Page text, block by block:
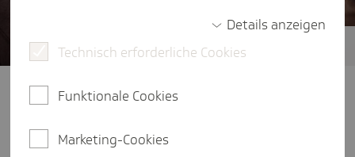
Dafür braucht es eine
medizinischen Anliegens, eine
Zukunft der ambulanten Versorgung
Details anzeigen
Technisch erforderliche Cookies
Funktionale Cookies
Marketing-Cookies